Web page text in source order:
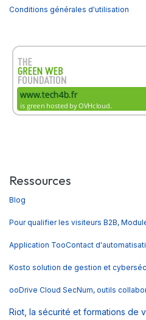
Conditions générales d'utilisation
Ressources
Blog
Pour qualifier les visiteurs B2B,
Application TooContact
Kosto solution de gestion et
ooDrive Cloud SecNum, outils
Riot, la sécurité et formations de